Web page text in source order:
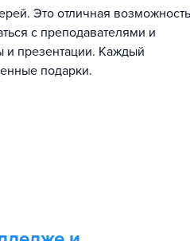
Это отличная возможность
с преподавателями и
и презентации. Каждый
подарки.